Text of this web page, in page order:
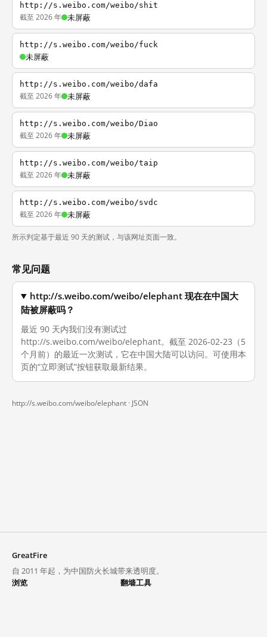
http://s.weibo.com/weibo/shit
截至 2026 年 未屏蔽
http://s.weibo.com/weibo/fuck
未屏蔽
http://s.weibo.com/weibo/dafa
截至 2026 年 未屏蔽
http://s.weibo.com/weibo/Diao
截至 2026 年 未屏蔽
http://s.weibo.com/weibo/taip
截至 2026 年 未屏蔽
http://s.weibo.com/weibo/svdc
截至 2026 年 未屏蔽
所示判定基于最近 90 天的测试，与该网址页面一致。
常见问题
http://s.weibo.com/weibo/elephant 现在在中国大
陆被屏蔽吗？
最近 90 天内我们没有测试过
http://s.weibo.com/weibo/elephant。截至 2026-02-23（5
个月前）的最近一次测试，它在中国大陆可以访问。可使用本
页的“立即测试”按钮获取最新结果。
http://s.weibo.com/weibo/elephant · JSON
GreatFire
自 2011 年起，为中国防火长城带来透明度。
浏览
翻墙工具